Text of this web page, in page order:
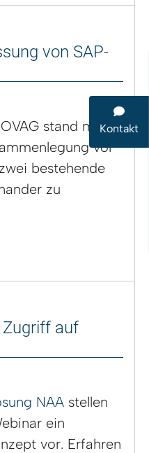
von SAP-
stand man
vor
bestehende
zu
Zugriff auf
NAA stellen
ein
vor. Erfahren
Kontakt